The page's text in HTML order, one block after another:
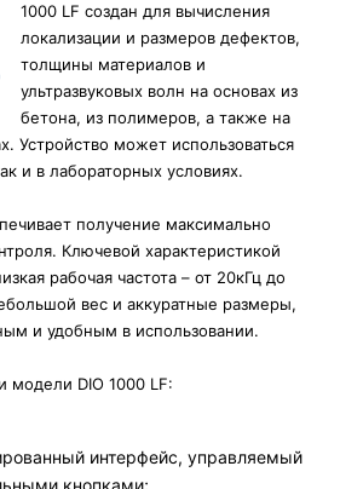
1000 LF создан для вычисления
локализации и размеров дефектов,
толщины материалов и
ультразвуковых волн на основах из
бетона, из полимеров, а также на
Устройство может использоваться
и в лабораторных условиях.
получение максимально
Ключевой характеристикой
рабочая частота – от 20кГц до
вес и аккуратные размеры,
и удобным в использовании.
модели DIO 1000 LF:
интерфейс, управляемый
кнопками;